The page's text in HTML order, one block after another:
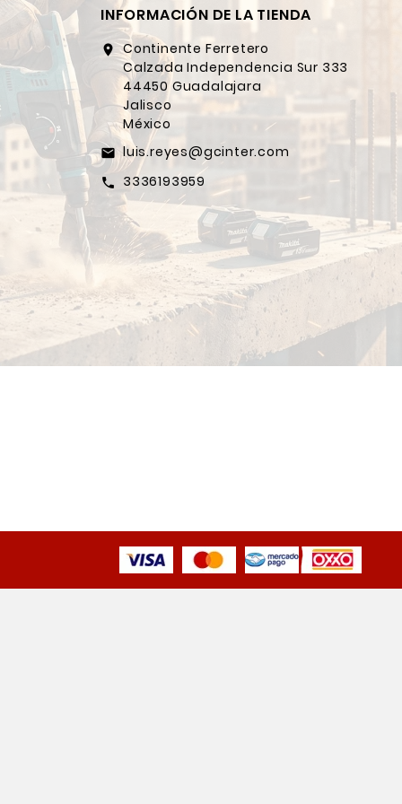
INFORMACIÓN DE LA TIENDA
location_on Continente Ferretero
Calzada Independencia Sur 333
44450 Guadalajara
Jalisco
México
email luis.reyes@gcinter.com
call 3336193959